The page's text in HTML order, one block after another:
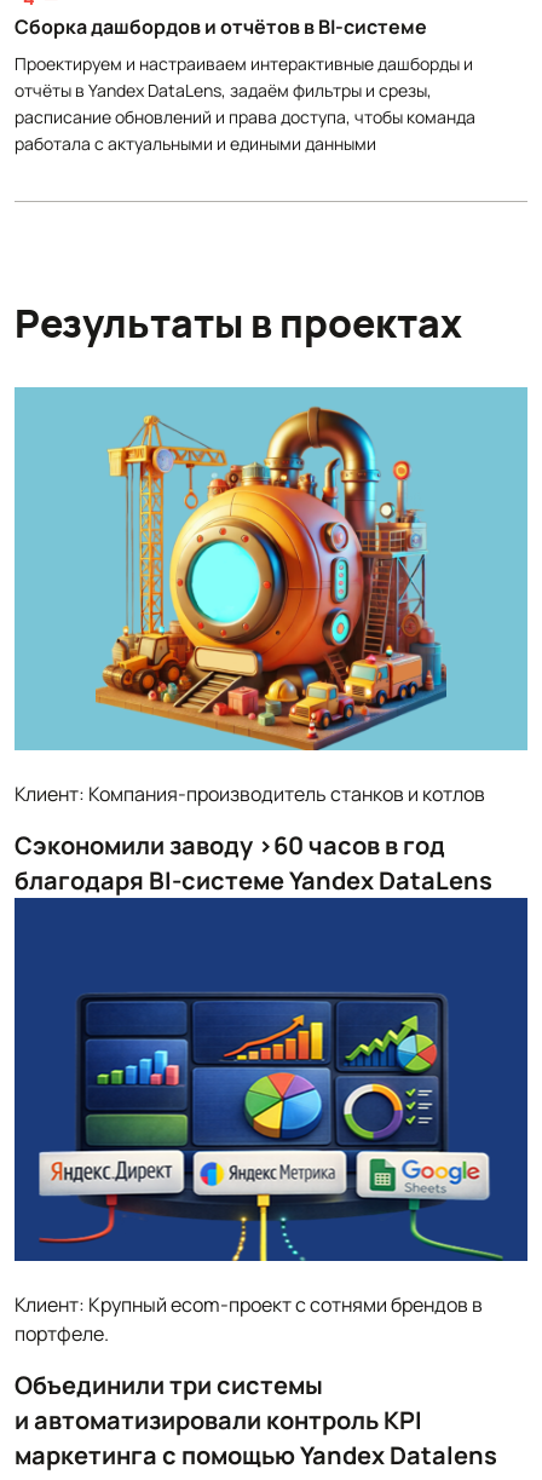
Сборка дашбордов и отчётов в BI‑системе
Проектируем и настраиваем интерактивные дашборды и
отчёты в Yandex DataLens, задаём фильтры и срезы,
расписание обновлений и права доступа, чтобы команда
работала с актуальными и едиными данными
Результаты в проектах
Клиент: Компания-производитель станков и котлов
Сэкономили заводу >60 часов в год
благодаря BI-системе Yandex DataLens
Клиент: Крупный ecom-проект с сотнями брендов в
портфеле.
Объединили три системы
и автоматизировали контроль KPI
маркетинга с помощью Yandex Datalens